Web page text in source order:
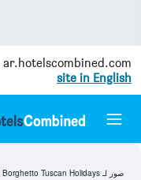
ar.hotelscombined.com
site in English
صور لـ Il Borghetto Tuscan Holidays